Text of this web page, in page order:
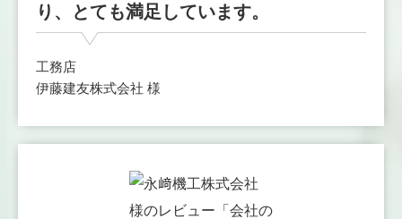
り、とても満足しています。
工務店
伊藤建友株式会社 様